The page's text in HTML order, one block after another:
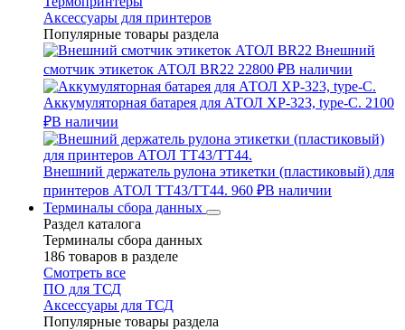
Аксессуары для принтеров
Популярные товары раздела
Внешний
смотчик этикеток АТОЛ BR22 22800 ₽В наличии
Аккумуляторная батарея для АТОЛ XP-323, type-C. 2100
₽В наличии
Внешний держатель рулона этикетки (пластиковый) для
принтеров АТОЛ TT43/TT44. 960 ₽В наличии
Терминалы сбора данных
Раздел каталога
Терминалы сбора данных
186 товаров в разделе
Смотреть все
ПО для ТСД
Аксессуары для ТСД
Популярные товары раздела